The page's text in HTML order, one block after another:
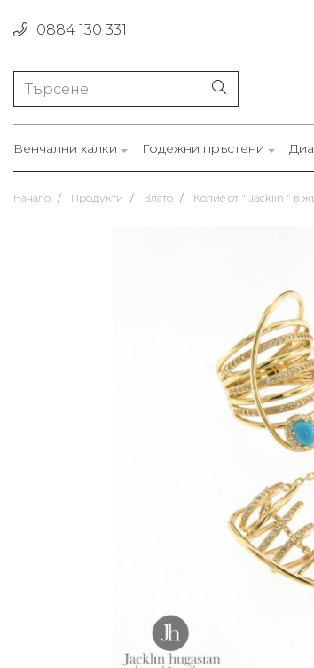
0884 130 331
Венчални халки Годежни пръстени
Начало Продукти Злато Колие от " Jacklin " в